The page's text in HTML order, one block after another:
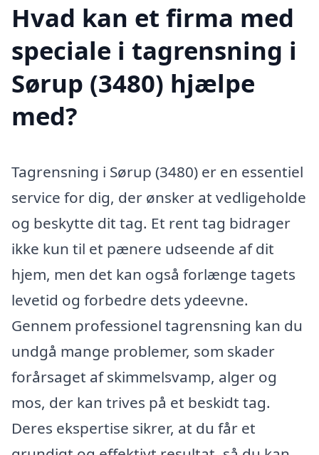
Hvad kan et firma med
speciale i tagrensning i
Sørup (3480) hjælpe
med?
Tagrensning i Sørup (3480) er en essentiel
service for dig, der ønsker at vedligeholde
og beskytte dit tag. Et rent tag bidrager
ikke kun til et pænere udseende af dit
hjem, men det kan også forlænge tagets
levetid og forbedre dets ydeevne.
Gennem professionel tagrensning kan du
undgå mange problemer, som skader
forårsaget af skimmelsvamp, alger og
mos, der kan trives på et beskidt tag.
Deres ekspertise sikrer, at du får et